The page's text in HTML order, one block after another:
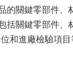
的關鍵零部件、
括關鍵零部件、
和進廠檢驗項目